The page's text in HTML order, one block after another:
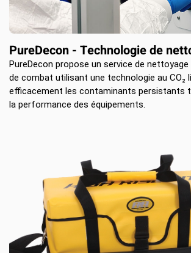
PureDecon - Technologie de
PureDecon propose un service de
de combat utilisant une technologie au CO₂
efficacement les contaminants persistants
la performance des équipements.